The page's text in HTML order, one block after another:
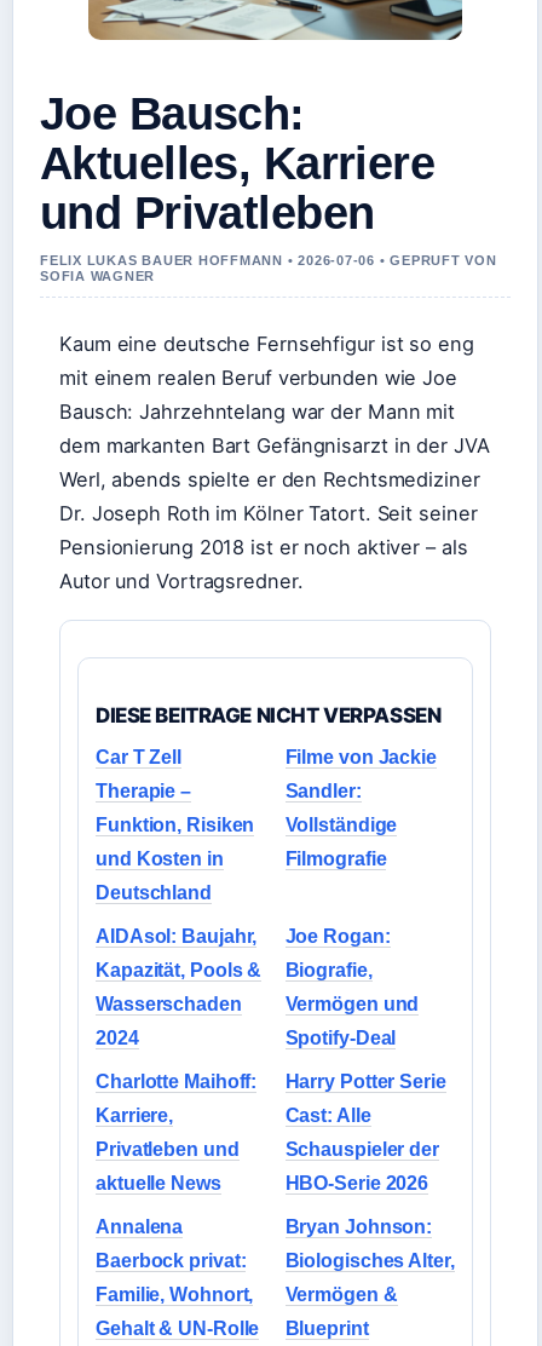
Joe Bausch:
Aktuelles, Karriere
und Privatleben
FELIX LUKAS BAUER HOFFMANN • 2026-07-06 • GEPRUFT VON
SOFIA WAGNER
Kaum eine deutsche Fernsehfigur ist so eng
mit einem realen Beruf verbunden wie Joe
Bausch: Jahrzehntelang war der Mann mit
dem markanten Bart Gefängnisarzt in der JVA
Werl, abends spielte er den Rechtsmediziner
Dr. Joseph Roth im Kölner Tatort. Seit seiner
Pensionierung 2018 ist er noch aktiver – als
Autor und Vortragsredner.
DIESE BEITRAGE NICHT VERPASSEN
Car T Zell
Therapie –
Funktion, Risiken
und Kosten in
Deutschland
Filme von Jackie
Sandler:
Vollständige
Filmografie
AIDAsol: Baujahr,
Kapazität, Pools &
Wasserschaden
2024
Joe Rogan:
Biografie,
Vermögen und
Spotify-Deal
Charlotte Maihoff:
Karriere,
Privatleben und
aktuelle News
Harry Potter Serie
Cast: Alle
Schauspieler der
HBO-Serie 2026
Annalena
Baerbock privat:
Familie, Wohnort,
Gehalt & UN-Rolle
Bryan Johnson:
Biologisches Alter,
Vermögen &
Blueprint